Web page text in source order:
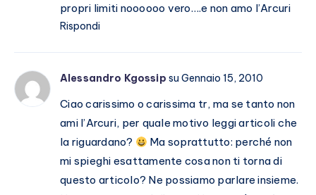
propri limiti noooooo vero….e non amo l’Arcuri
Rispondi
Alessandro Kgossip su Gennaio 15, 2010
Ciao carissimo o carissima tr, ma se tanto non
ami l’Arcuri, per quale motivo leggi articoli che
la riguardano?
Ma soprattutto: perché non
mi spieghi esattamente cosa non ti torna di
questo articolo? Ne possiamo parlare insieme.